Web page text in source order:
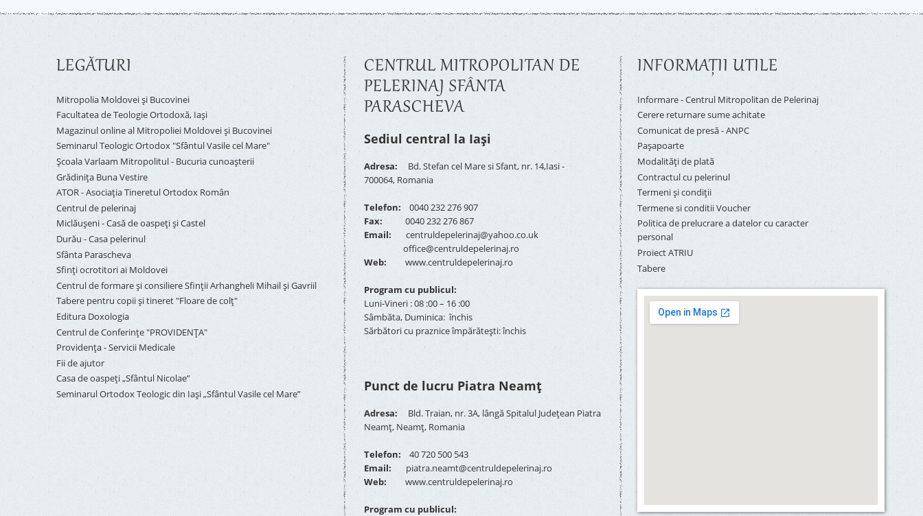
LEGĂTURI
Mitropolia Moldovei și Bucovinei
Facultatea de Teologie Ortodoxă, Iaşi
Magazinul online al Mitropoliei Moldovei și Bucovinei
Seminarul Teologic Ortodox "Sfântul Vasile cel Mare"
Şcoala Varlaam Mitropolitul - Bucuria cunoaşterii
Grădinița Buna Vestire
ATOR - Asociaţia Tineretul Ortodox Român
Centrul de pelerinaj
Miclăușeni - Casă de oaspeţi şi Castel
Durău - Casa pelerinul
Sfânta Parascheva
Sfinți ocrotitori ai Moldovei
Centrul de formare și consiliere Sfinții Arhangheli Mihail și Gavriil
Tabere pentru copii şi tineret "Floare de colţ"
Editura Doxologia
Centrul de Conferinţe "PROVIDENŢA"
Providenţa - Servicii Medicale
Fii de ajutor
Casa de oaspeți „Sfântul Nicolae”
Seminarul Ortodox Teologic din Iași „Sfântul Vasile cel Mare”
CENTRUL MITROPOLITAN DE
PELERINAJ SFÂNTA
PARASCHEVA
Sediul central la Iași
Adresa: Bd. Stefan cel Mare si Sfant, nr. 14,Iasi -
700064, Romania
Telefon:0040 232 276 907
Fax: 0040 232 276 867
Email:
centruldepelerinaj@yahoo.co.uk
office@centruldepelerinaj.ro
Web:
www.centruldepelerinaj.ro
Program cu publicul:
Luni-Vineri : 08 :00 – 16 :00
Sâmbăta, Duminica: închis
Sărbători cu praznice împărătești: închis
Punct de lucru Piatra Neamț
Adresa: Bld. Traian, nr. 3A, lângă Spitalul Județean Piatra
Neamț, Neamț, Romania
Telefon: 40 720 500 543
Email:
piatra.neamt@centruldepelerinaj.ro
Web:
www.centruldepelerinaj.ro
Program cu publicul:
INFORMAŢII UTILE
Informare - Centrul Mitropolitan de Pelerinaj
Cerere returnare sume achitate
Comunicat de presă - ANPC
Pașapoarte
Modalități de plată
Contractul cu pelerinul
Termeni și condiții
Termene si conditii Voucher
Politica de prelucrare a datelor cu caracter
personal
Proiect ATRIU
Tabere